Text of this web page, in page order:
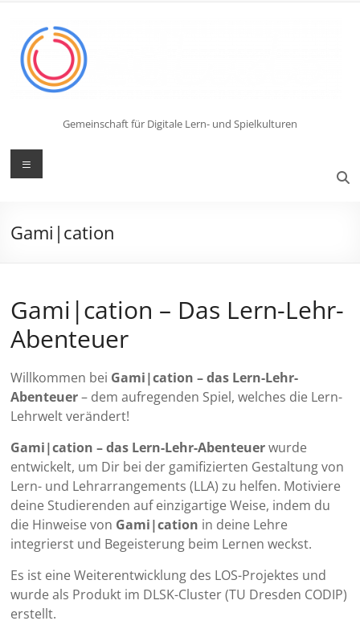
springen
Gemeinschaft für Digitale Lern- und Spielkulturen
Menü
Gami|cation
Gami|cation – Das Lern-Lehr-
Abenteuer
Willkommen bei Gami|cation – das Lern-Lehr-
Abenteuer– dem aufregenden Spiel, welches die Lern-
Lehrwelt verändert!
Gami|cation – das Lern-Lehr-Abenteuerwurde
entwickelt, um Dir bei der gamifizierten Gestaltung von
Lern- und Lehrarrangements (LLA) zu helfen. Motiviere
deine Studierenden auf einzigartige Weise, indem du
die Hinweise von Gami|cation in deine Lehre
integrierst und Begeisterung beim Lernen weckst.
Es ist eine Weiterentwicklung des LOS-Projektes und
wurde als Produkt im DLSK-Cluster (TU Dresden CODIP)
erstellt.